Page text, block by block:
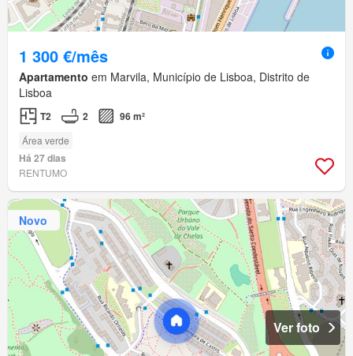
1 300 €/mês
Apartamento em Marvila, Município de Lisboa, Distrito de
Lisboa
T2 2 96 m²
Área verde
Há 27 dias
RENTUMO
Novo
Ver foto